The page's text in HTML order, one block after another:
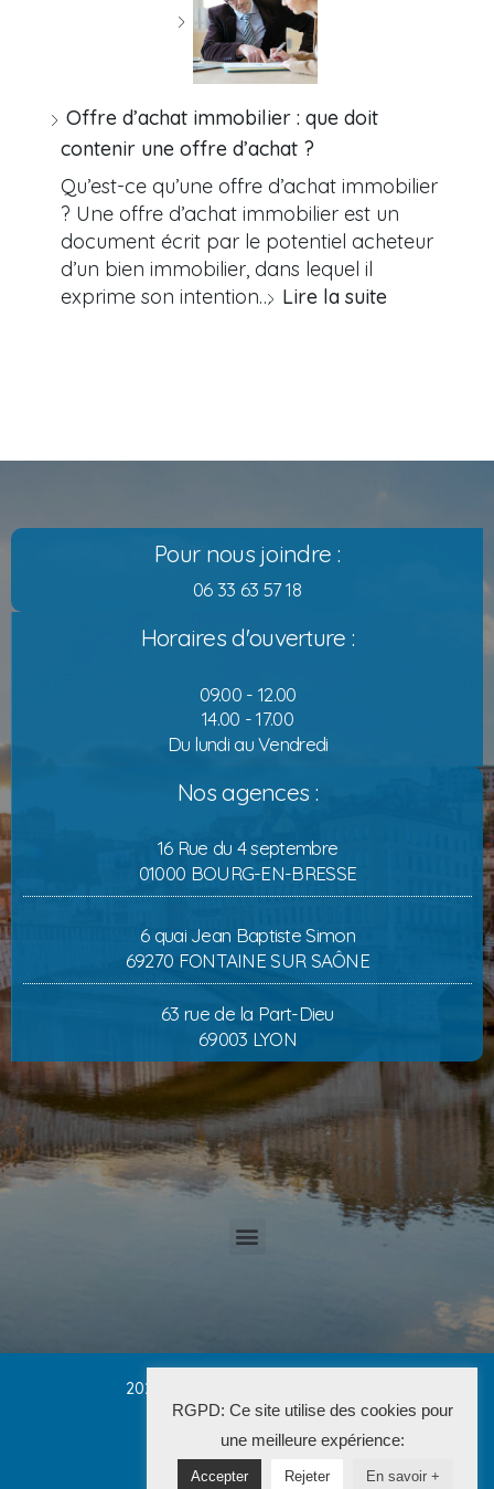
Offre d’achat immobilier : que doit
contenir une offre d’achat ?
Qu’est-ce qu’une offre d’achat immobilier
? Une offre d’achat immobilier est un
document écrit par le potentiel acheteur
d’un bien immobilier, dans lequel il
exprime son intention… Lire la suite
Pour nous joindre :
06 33 63 57 18
Horaires d'ouverture :
09.00 - 12.00
14.00 - 17.00
Du lundi au Vendredi
Nos agences :
16 Rue du 4 septembre
01000 BOURG-EN-BRESSE
6 quai Jean Baptiste Simon
69270 FONTAINE SUR SAÔNE
63 rue de la Part-Dieu
69003 LYON
2025 Cabinet PETRUCCI CONVERT
La Solution Immo
RGPD: Ce site utilise des cookies pour
une meilleure expérience:
Accepter Rejeter En savoir +